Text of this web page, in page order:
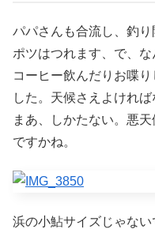
パパさんも合流し、釣
ポツはつれます、で、な
コーヒー飲んだりお喋
した。天候さえよければ
まあ、しかたない。悪
ですかね。
浜の小鮎サイズじゃな